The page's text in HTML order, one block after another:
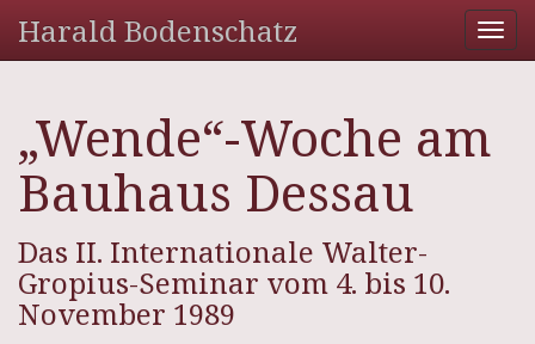
Harald Bodenschatz
„Wende“-Woche am
Bauhaus Dessau
Das II. Internationale Walter-
Gropius-Seminar vom 4. bis 10.
November 1989